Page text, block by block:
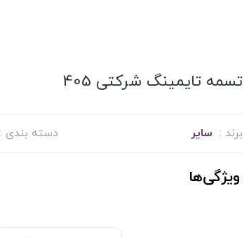
تسمه تایمینگ شرکتی 405
برند : سایر دسته بندی :
ویژگی‌ها